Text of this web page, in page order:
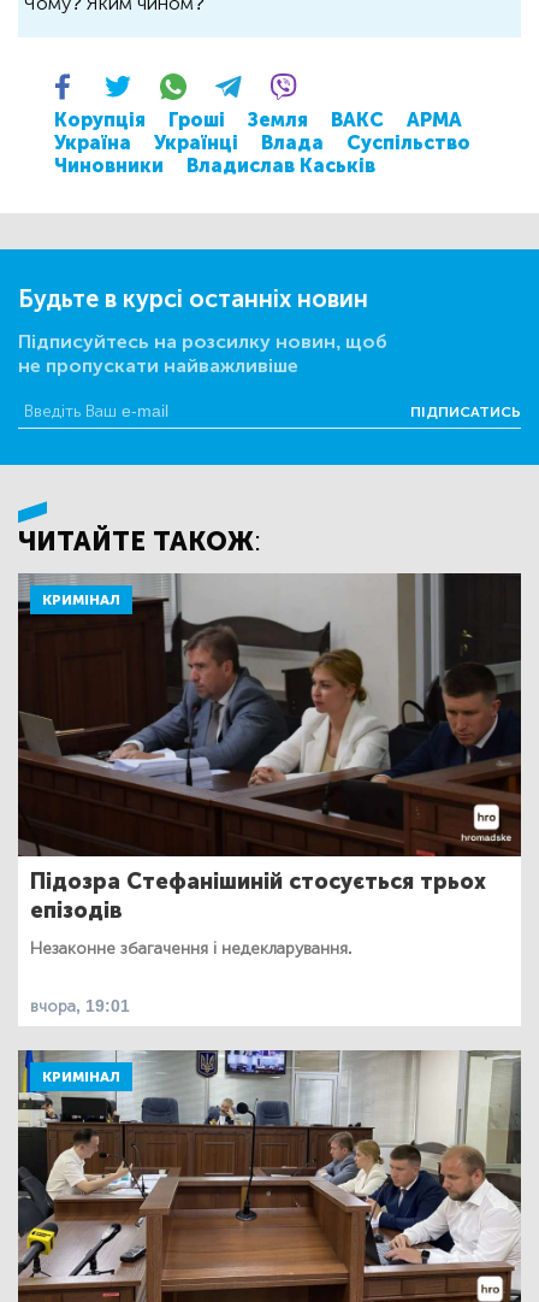
Корупція Гроші Земля ВАКС
АРМА
Україна
Українці Влада
Суспільство
Чиновники
Владислав Каськів
Будьте в курсі останніх новин
Підписуйтесь на розсилку новин, щоб
не пропускати найважливіше
ПІДПИСАТИСЬ
ЧИТАЙТЕ ТАКОЖ:
КРИМІНАЛ
Підозра Стефанішиній стосується трьох
епізодів
Незаконне збагачення і недекларування.
вчора, 19:01
КРИМІНАЛ